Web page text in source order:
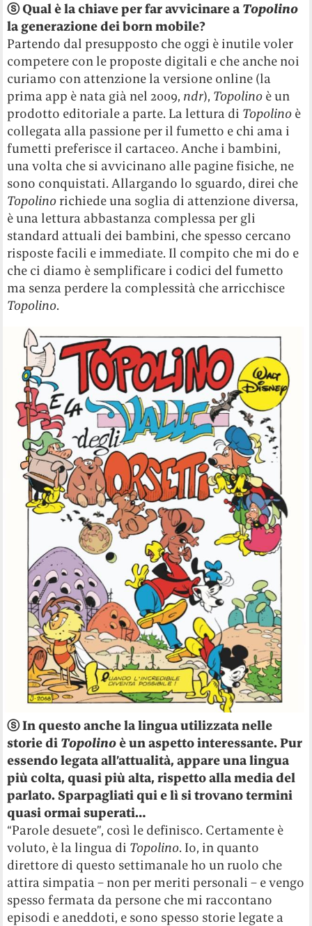
ⓢ Qual è la chiave per far avvicinare a Topolino
la generazione dei born mobile?
Partendo dal presupposto che oggi è inutile voler
competere con le proposte digitali e che anche noi
curiamo con attenzione la versione online (la
prima app è nata già nel 2009, ndr), Topolino è un
prodotto editoriale a parte. La lettura di Topolino è
collegata alla passione per il fumetto e chi ama i
fumetti preferisce il cartaceo. Anche i bambini,
una volta che si avvicinano alle pagine fisiche, ne
sono conquistati. Allargando lo sguardo, direi che
Topolino richiede una soglia di attenzione diversa,
è una lettura abbastanza complessa per gli
standard attuali dei bambini, che spesso cercano
risposte facili e immediate. Il compito che mi do e
che ci diamo è semplificare i codici del fumetto
ma senza perdere la complessità che arricchisce
Topolino.
ⓢ In questo anche la lingua utilizzata nelle
storie di Topolinoè un aspetto interessante. Pur
essendo legata all’attualità, appare una lingua
più colta, quasi più alta, rispetto alla media del
parlato. Sparpagliati qui e lì si trovano termini
quasi ormai superati…
“Parole desuete”, così le definisco. Certamente è
voluto, è la lingua di Topolino. Io, in quanto
direttore di questo settimanale ho un ruolo che
attira simpatia – non per meriti personali – e vengo
spesso fermata da persone che mi raccontano
episodi e aneddoti, e sono spesso storie legate a